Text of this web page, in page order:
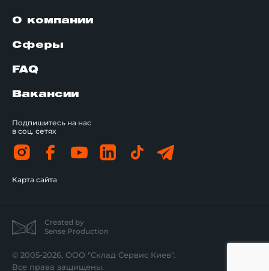
О компании
Сферы
FAQ
Вакансии
Подпишитесь на нас
в соц. сетях
Карта сайта
Created by
Sense Production
© 2005-2026, ООО "Склад Сервис Киев".
Все права защищены.